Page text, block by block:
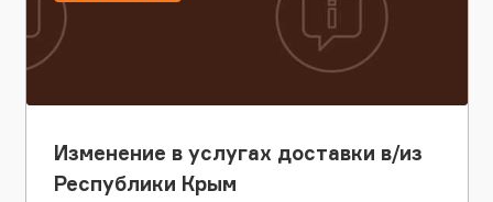
Изменение в услугах доставки в/из
Республики Крым